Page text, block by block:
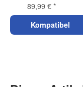
89,99 €*
Kompatibel